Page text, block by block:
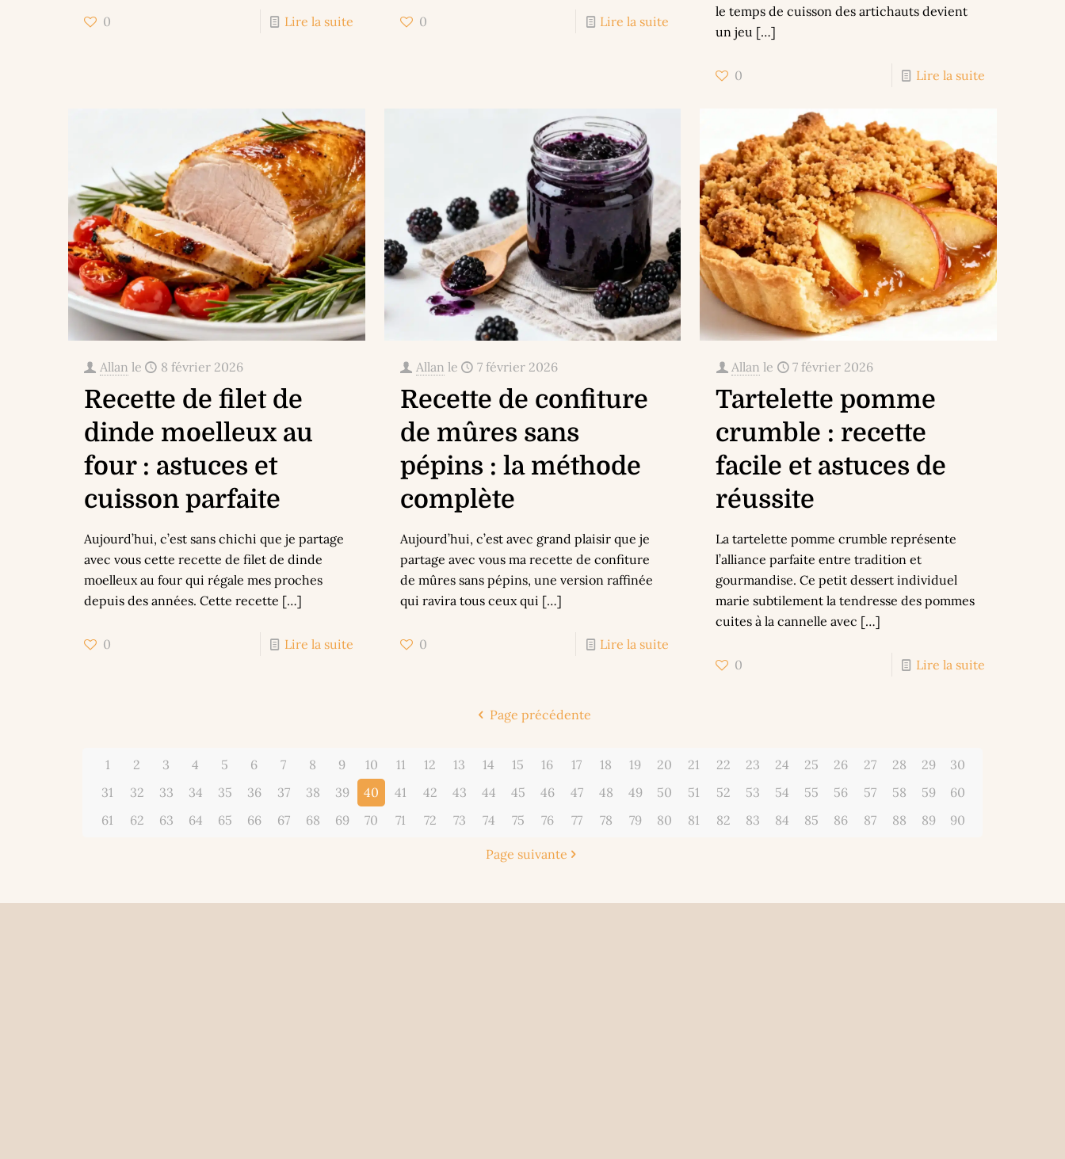
0 Lire la suite 0 Lire la suite
le temps de cuisson des artichauts devient
un jeu […]
0 Lire la suite
Allan le 8 février 2026
Recette de filet de
dinde moelleux au
four : astuces et
cuisson parfaite
Aujourd’hui, c’est sans chichi que je partage
avec vous cette recette de filet de dinde
moelleux au four qui régale mes proches
depuis des années. Cette recette […]
0 Lire la suite
Allan le 7 février 2026
Recette de confiture
de mûres sans
pépins : la méthode
complète
Aujourd’hui, c’est avec grand plaisir que je
partage avec vous ma recette de confiture
de mûres sans pépins, une version raffinée
qui ravira tous ceux qui […]
0 Lire la suite
Allan le 7 février 2026
Tartelette pomme
crumble : recette
facile et astuces de
réussite
La tartelette pomme crumble représente
l’alliance parfaite entre tradition et
gourmandise. Ce petit dessert individuel
marie subtilement la tendresse des pommes
cuites à la cannelle avec […]
0 Lire la suite
Page précédente
1 2 3 4 5 6 7 8 9 10 11 12 13 14 15 16 17 18 19 20 21 22 23 24 25 26 27 28 29
30
31
32 33 34 35 36 37 38 39 40 41 42 43 44 45 46 47 48 49 50 51 52 53 54 55 56 57 58 59
60
61
62 63 64 65 66 67 68 69 70 71 72 73 74 75 76 77 78 79 80 81 82 83 84 85 86 87 88 89 90
Page suivante